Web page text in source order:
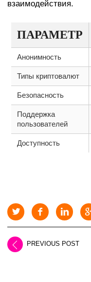
взаимодействия.
ПАРАМЕТР
Анонимность
Типы криптовалют
Безопасность
Поддержка
пользователей
Доступность
PREVIOUS POST